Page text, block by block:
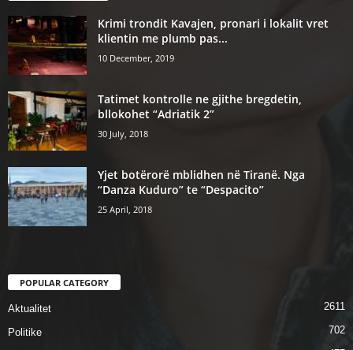
Krimi trondit Kavajen, pronari i lokalit vret
klientin me plumb pas...
10 December, 2019
Tatimet kontrolle ne gjithe bregdetin,
bllokohet “Adriatik 2”
30 July, 2018
Yjet botërorë mblidhen në Tiranë. Nga
“Danza Kuduro” te “Despacito”
25 April, 2018
POPULAR CATEGORY
Aktualitet 2611
Politike 702